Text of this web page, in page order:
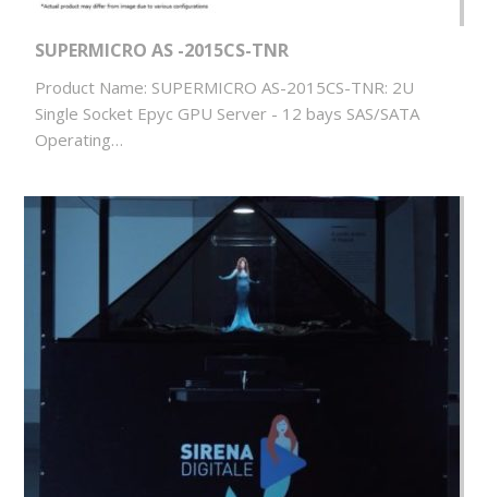
SUPERMICRO AS -2015CS-TNR
Product Name: SUPERMICRO AS-2015CS-TNR: 2U
Single Socket Epyc GPU Server - 12 bays SAS/SATA
Operating…